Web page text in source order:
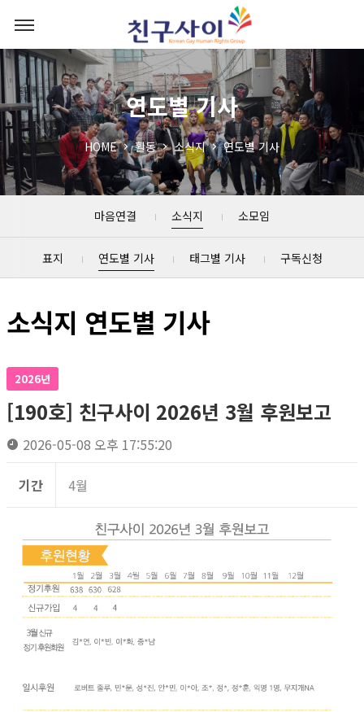
연도별 기사
HOME 활동 소식지 연도별 기사
마음연결 소식지 소모임
표지 연도별 기사 태그별 기사 구독신청
소식지 연도별 기사
2026년
[190호] 친구사이 2026년 3월 후원보고
2026-05-08 오후 17:55:20
기간 4월